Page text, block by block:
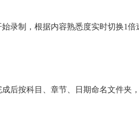
始录制，根据内容熟悉度实时切换1
成后按科目、章节、日期命名文件夹